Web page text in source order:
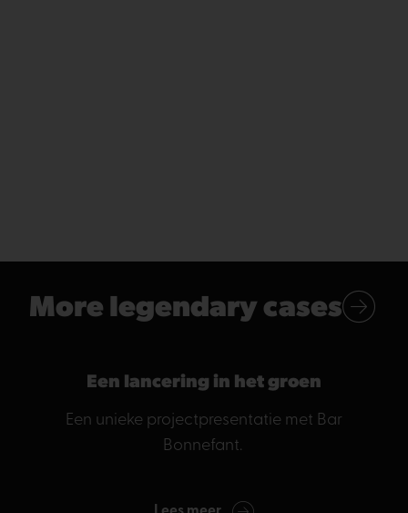
More legendary cases
Een lancering in het groen
Een unieke projectpresentatie met Bar
Bonnefant.